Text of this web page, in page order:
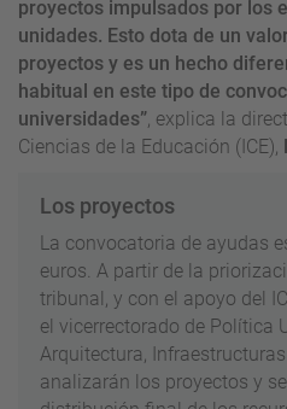
proyectos impulsados por los
unidades. Esto dota de un
proyectos y es un hecho
habitual en este tipo de
universidades”, explica la
Ciencias de la Educación (ICE),
Los proyectos
La convocatoria de ayudas
euros. A partir de la
tribunal, y con el apoyo del
el vicerrectorado de Política
Arquitectura,
analizarán los proyectos y